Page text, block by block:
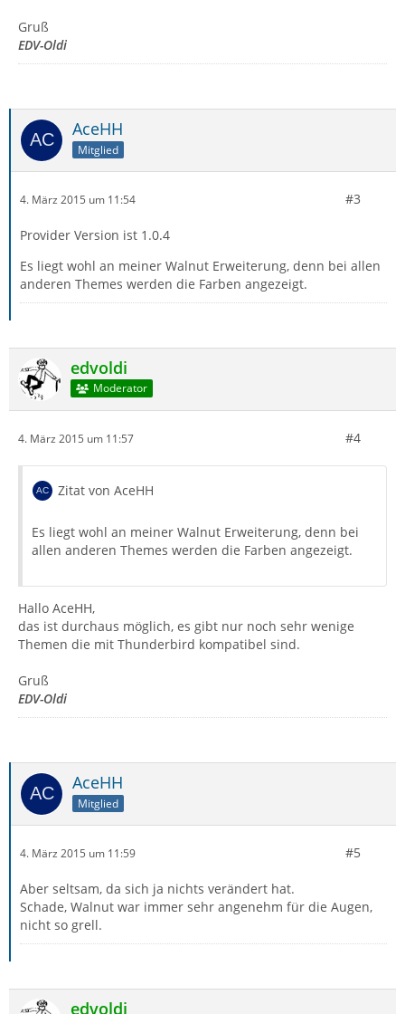
Gruß
EDV-Oldi
AceHH
Mitglied
4. März 2015 um 11:54 #3
Provider Version ist 1.0.4
Es liegt wohl an meiner Walnut Erweiterung, denn bei allen
anderen Themes werden die Farben angezeigt.
edvoldi
Moderator
4. März 2015 um 11:57 #4
Zitat von AceHH
Es liegt wohl an meiner Walnut Erweiterung, denn bei
allen anderen Themes werden die Farben angezeigt.
Hallo AceHH,
das ist durchaus möglich, es gibt nur noch sehr wenige
Themen die mit Thunderbird kompatibel sind.
Gruß
EDV-Oldi
AceHH
Mitglied
4. März 2015 um 11:59 #5
Aber seltsam, da sich ja nichts verändert hat.
Schade, Walnut war immer sehr angenehm für die Augen,
nicht so grell.
edvoldi